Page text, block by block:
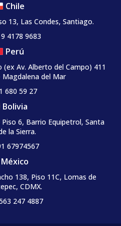
Chile
13, Las Condes, Santiago.
4178 9683
Perú
Av. Alberto del Campo) 411
del Mar
680 59 27
Bolivia
6, Barrio Equipetrol, Santa
la Sierra.
67974567
México
138, Piso 11C, Lomas de
CDMX.
247 4887